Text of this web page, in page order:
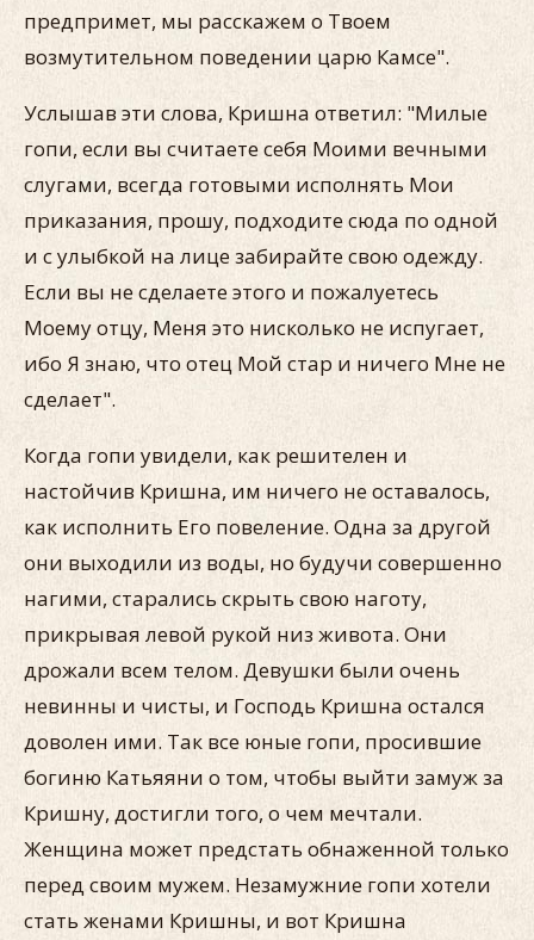
предпримет, мы расскажем о Твоем
возмутительном поведении царю Камсе".
Услышав эти слова, Кришна ответил: "Милые
гопи, если вы считаете себя Моими вечными
слугами, всегда готовыми исполнять Мои
приказания, прошу, подходите сюда по одной
и с улыбкой на лице забирайте свою одежду.
Если вы не сделаете этого и пожалуетесь
Моему отцу, Меня это нисколько не испугает,
ибо Я знаю, что отец Мой стар и ничего Мне не
сделает".
Когда гопи увидели, как решителен и
настойчив Кришна, им ничего не оставалось,
как исполнить Его повеление. Одна за другой
они выходили из воды, но будучи совершенно
нагими, старались скрыть свою наготу,
прикрывая левой рукой низ живота. Они
дрожали всем телом. Девушки были очень
невинны и чисты, и Господь Кришна остался
доволен ими. Так все юные гопи, просившие
богиню Катьяяни о том, чтобы выйти замуж за
Кришну, достигли того, о чем мечтали.
Женщина может предстать обнаженной только
перед своим мужем. Незамужние гопи хотели
стать женами Кришны, и вот Кришна